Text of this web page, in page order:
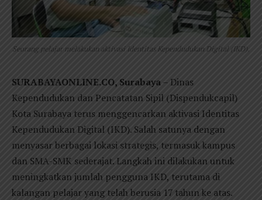
Seorang pelajar melakukan aktivasi Identitas Kependudukan Digital (IKD).
SURABAYAONLINE.CO, Surabaya– Dinas
Kependudukan dan Pencatatan Sipil (Dispendukcapil)
Kota Surabaya terus menggencarkan aktivasi Identitas
Kependudukan Digital (IKD). Salah satunya dengan
menyasar berbagai lokasi strategis, termasuk kampus
dan SMA-SMK sederajat. Langkah ini dilakukan untuk
meningkatkan jumlah pengguna IKD, terutama di
kalangan pelajar yang telah berusia 17 tahun ke atas.